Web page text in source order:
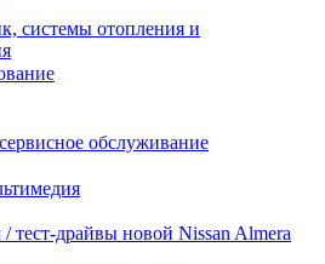
системы отопления и
обслуживание
драйвы новой Nissan Almera